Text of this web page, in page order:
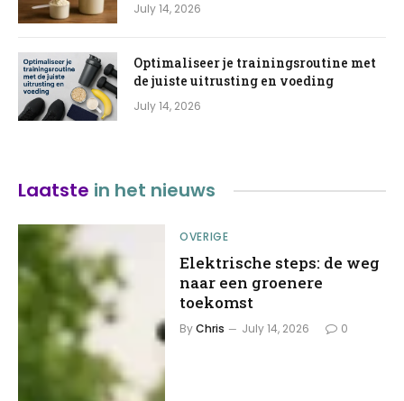
July 14, 2026
Optimaliseer je trainingsroutine met
de juiste uitrusting en voeding
July 14, 2026
Laatste in het nieuws
OVERIGE
Elektrische steps: de weg
naar een groenere
toekomst
ByChris July 14, 2026 0